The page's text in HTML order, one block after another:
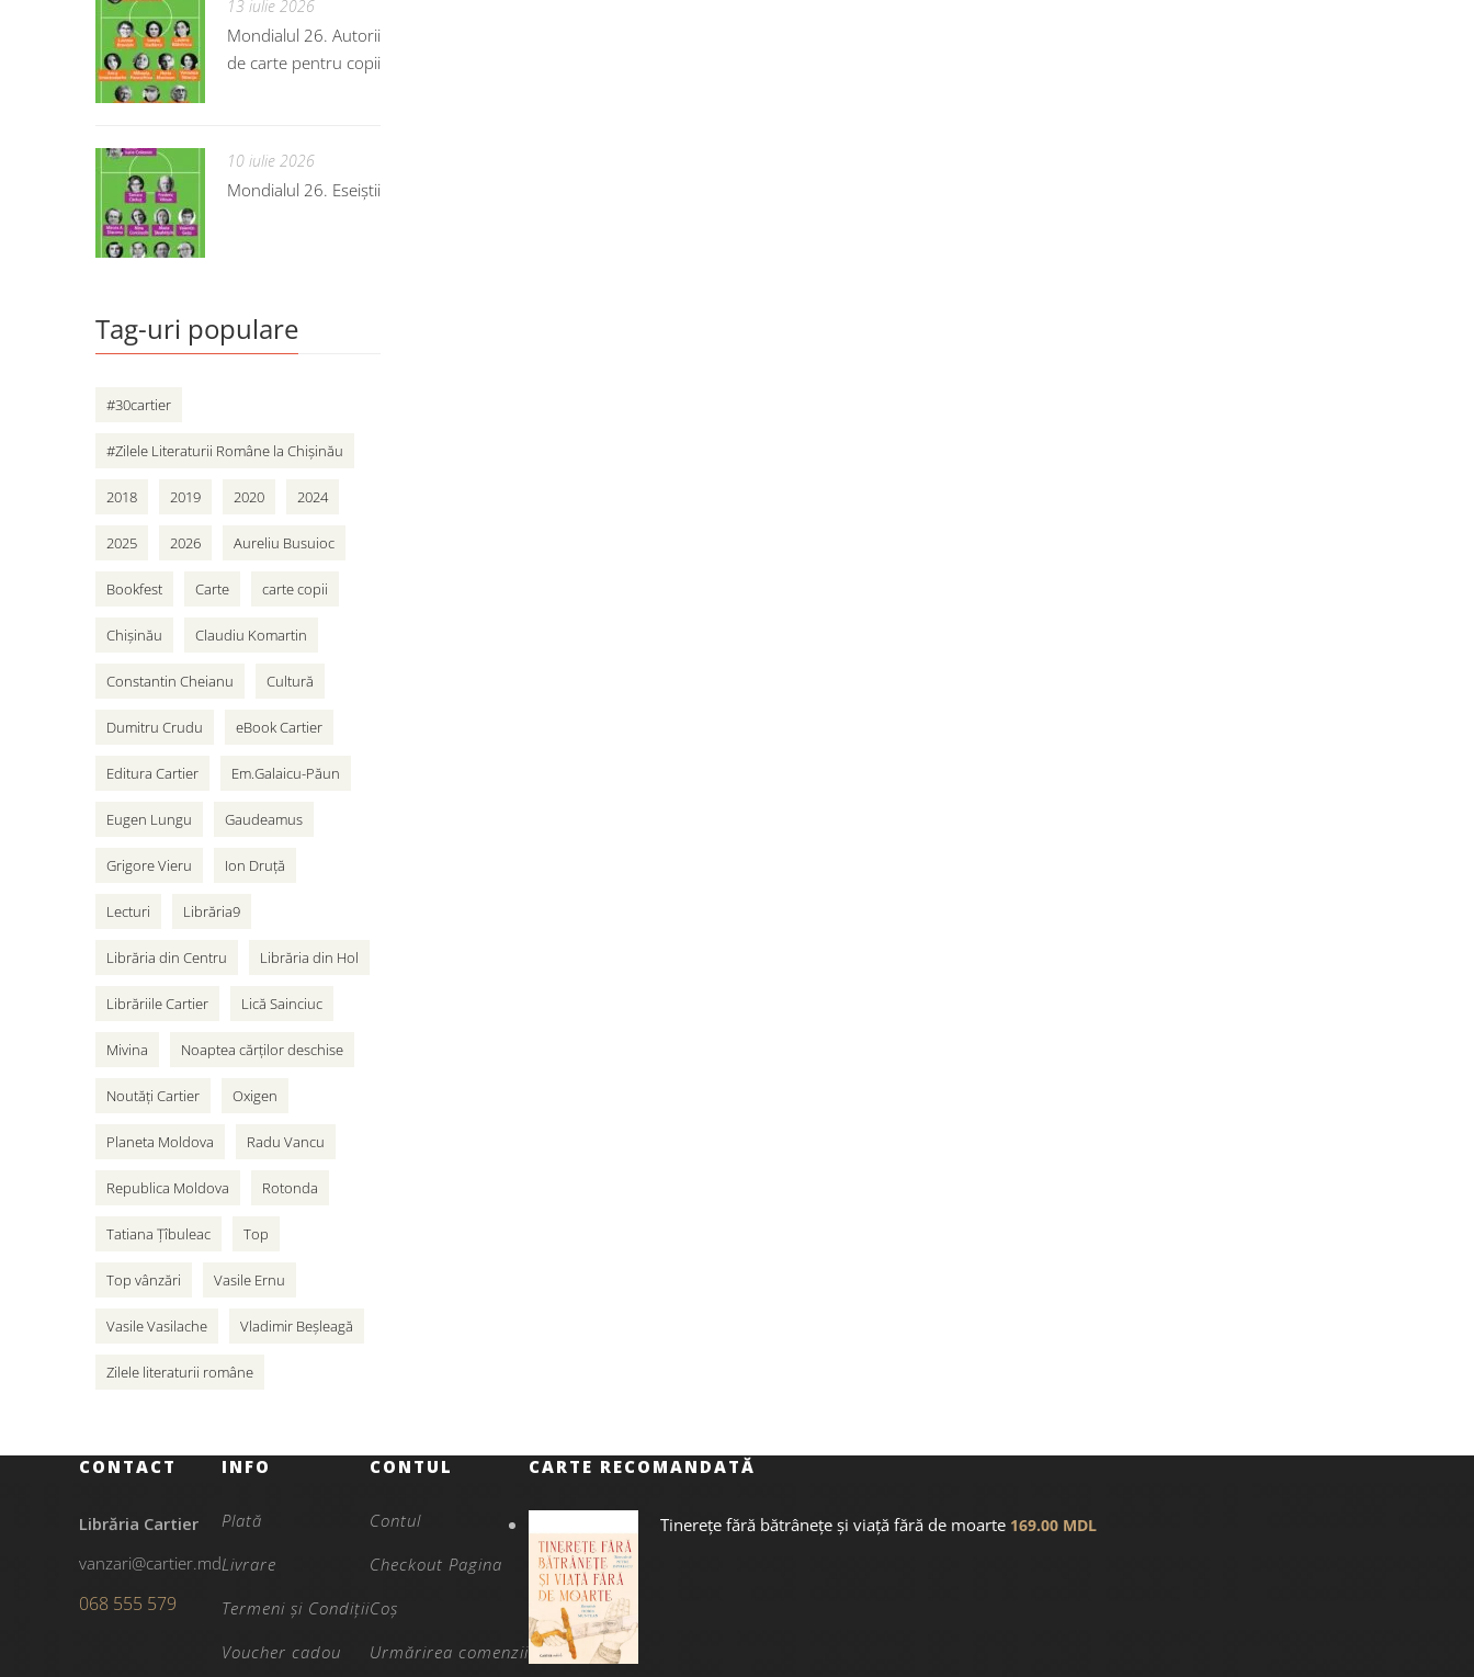
13 iulie 2026
Mondialul 26. Autorii
de carte pentru copii
10 iulie 2026
Mondialul 26. Eseiștii
Tag-uri populare
#30cartier
#Zilele Literaturii Române la Chișinău
2018 2019 2020 2024
2025 2026 Aureliu Busuioc
Bookfest Carte carte copii
Chișinău Claudiu Komartin
Constantin Cheianu Cultură
Dumitru Crudu eBook Cartier
Editura Cartier Em.Galaicu-Păun
Eugen Lungu Gaudeamus
Grigore Vieru Ion Druță
Lecturi Librăria9
Librăria din Centru Librăria din Hol
Librăriile Cartier Lică Sainciuc
Mivina Noaptea cărților deschise
Noutăți Cartier Oxigen
Planeta Moldova Radu Vancu
Republica Moldova Rotonda
Tatiana Țîbuleac Top
Top vânzări Vasile Ernu
Vasile Vasilache Vladimir Beșleagă
Zilele literaturii române
CONTACT
Librăria Cartier
vanzari@cartier.md
068 555 579
INFO
Plată
Livrare
Termeni și Condiții
Voucher cadou
CONTUL
Contul
Checkout Pagina
Coș
Urmărirea comenzii
CARTE RECOMANDATĂ
Tinerețe fără bătrânețe și viață fără de moarte 169.00 MDL